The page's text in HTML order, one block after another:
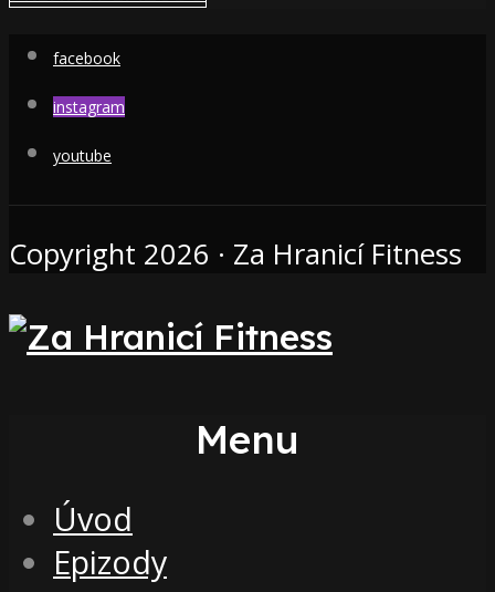
facebook
instagram
youtube
Copyright 2026 · Za Hranicí Fitness
Menu
Úvod
Epizody